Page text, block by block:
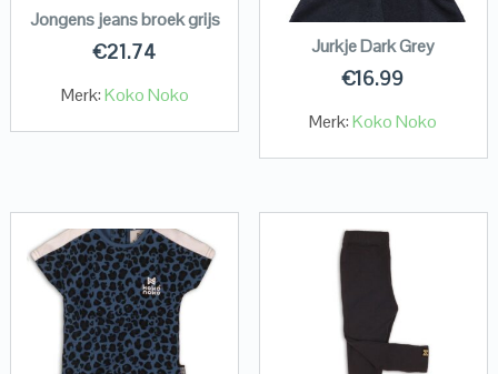
Jongens jeans broek grijs
€21.74
Merk:Koko Noko
Jurkje Dark Grey
€16.99
Merk:Koko Noko